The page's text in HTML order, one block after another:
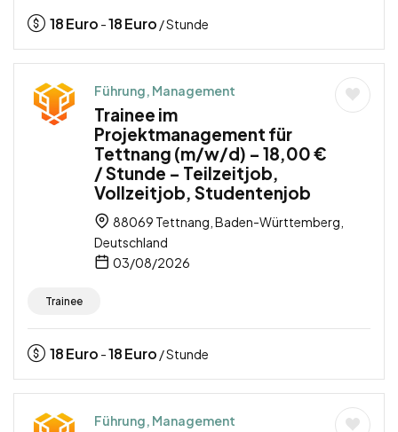
18Euro -18Euro / Stunde
Führung, Management
Trainee im
Projektmanagement für
Tettnang (m/w/d) – 18,00 €
/ Stunde – Teilzeitjob,
Vollzeitjob, Studentenjob
88069 Tettnang, Baden-Württemberg,
Deutschland
03/08/2026
Trainee
18Euro -18Euro / Stunde
Führung, Management